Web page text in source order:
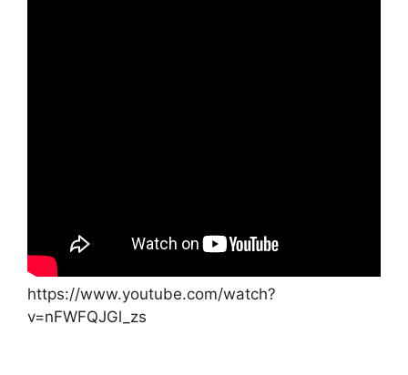
https://www.youtube.com/watch?
v=nFWFQJGl_zs